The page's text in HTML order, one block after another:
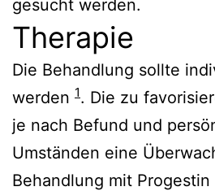
gesucht werden.
Therapie
Die Behandlung sollte
werden 1. Die zu
je nach Befund und
Umständen eine
Behandlung mit Progestin